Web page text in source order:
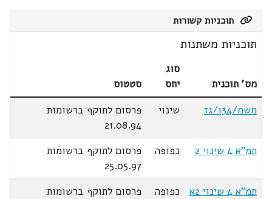
תוכניות קשורות
תוכניות משתנות
מס' תוכנית
סוג
יחס
סטטוס
משמ/134/גז
שינוי
פרסום לתוקף ברשומות
21.08.94
תמ"א 4 שינוי 2
כפופה
פרסום לתוקף ברשומות
25.05.97
תמ"א 4 שינוי 2א
כפופה
פרסום לתוקף ברשומות